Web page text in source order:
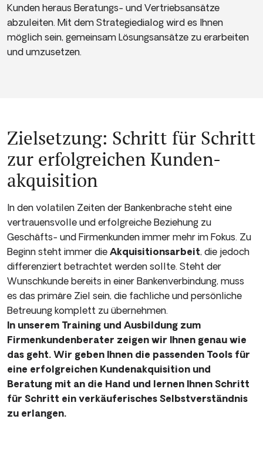
Kunden heraus Beratungs- und Vertriebsansätze
abzuleiten. Mit dem Strategiedialog wird es Ihnen
möglich sein, gemeinsam Lösungsansätze zu erarbeiten
und umzusetzen.
Ziel­setzung: Schritt für Schritt
zur erfolgreichen Kunden­
akquisition
In den volatilen Zeiten der Bankenbrache steht eine
vertrauensvolle und erfolgreiche Beziehung zu
Geschäfts- und Firmenkunden immer mehr im Fokus. Zu
Beginn steht immer die Akquisitionsarbeit, die jedoch
differenziert betrachtet werden sollte. Steht der
Wunschkunde bereits in einer Bankenverbindung, muss
es das primäre Ziel sein, die fachliche und persönliche
Betreuung komplett zu übernehmen.
In unserem Training und Ausbildung zum
Firmenkundenberater zeigen wir Ihnen genau wie
das geht. Wir geben Ihnen die passenden Tools für
eine erfolgreichen Kundenakquisition und
Beratung mit an die Hand und lernen Ihnen Schritt
für Schritt ein verkäuferisches Selbstverständnis
zu erlangen.